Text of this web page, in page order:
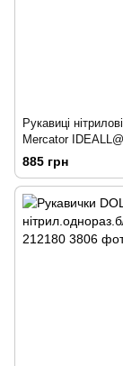
Рукавиці
Mercator
MOTO XL9-10
885 грн